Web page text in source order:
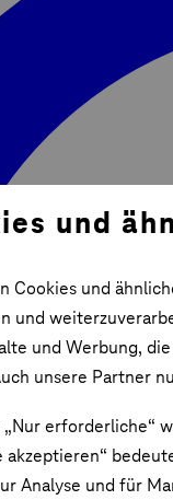
und
Cookies und
und
und Werbung,
unsere Partner
„Nur erforderliche“
akzeptieren“
Analyse und für